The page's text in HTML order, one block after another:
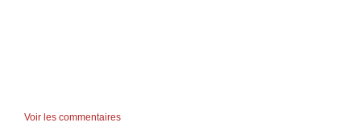
Voir les commentaires